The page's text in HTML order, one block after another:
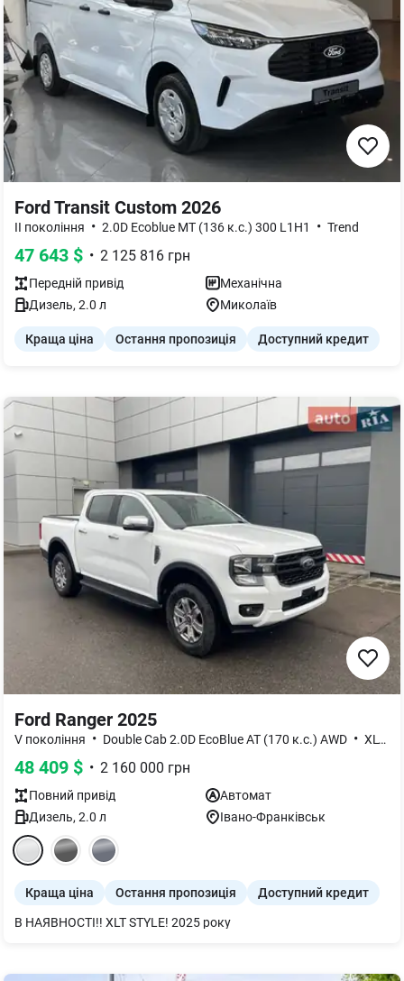
Ford Transit Custom 2026
II покоління • 2.0D Ecoblue MT (136 к.с.) 300 L1H1 • Trend
47 643 $ • 2 125 816 грн
Передній привід
Механічна
Дизель, 2.0 л Миколаїв
Краща ціна Остання пропозиція Доступний кредит
Ford Ranger 2025
V покоління • Double Cab 2.0D EcoBlue AT (170 к.с.) AWD • XLT Style
48 409 $ • 2 160 000 грн
Повний привід
Автомат
Дизель, 2.0 л Івано-Франківськ
Краща ціна Остання пропозиція Доступний кредит
В НАЯВНОСТІ!! XLT STYLE! 2025 року